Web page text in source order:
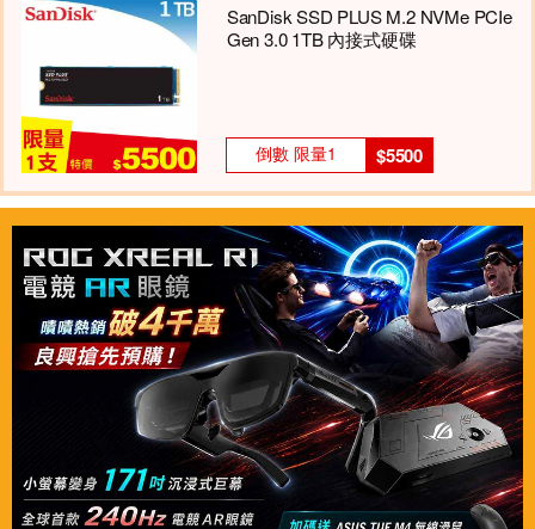
SanDisk SSD PLUS M.2 NVMe PCIe
Gen 3.0 1TB 內接式硬碟
倒數 限量1 $5500